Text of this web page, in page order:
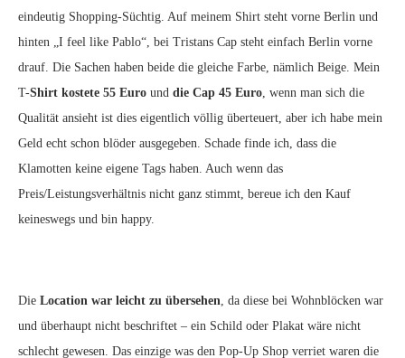
eindeutig Shopping-Süchtig. Auf meinem Shirt steht vorne Berlin und
hinten „I feel like Pablo“, bei Tristans Cap steht einfach Berlin vorne
drauf. Die Sachen haben beide die gleiche Farbe, nämlich Beige. Mein
T-Shirt kostete 55 Euro und die Cap 45 Euro, wenn man sich die
Qualität ansieht ist dies eigentlich völlig überteuert, aber ich habe mein
Geld echt schon blöder ausgegeben. Schade finde ich, dass die
Klamotten keine eigene Tags haben. Auch wenn das
Preis/Leistungsverhältnis nicht ganz stimmt, bereue ich den Kauf
keineswegs und bin happy.
Die Location war leicht zu übersehen, da diese bei Wohnblöcken war
und überhaupt nicht beschriftet – ein Schild oder Plakat wäre nicht
schlecht gewesen. Das einzige was den Pop-Up Shop verriet waren die